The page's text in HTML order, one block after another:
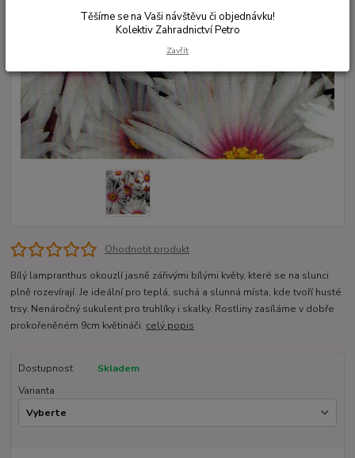
Ohodnotit produkt
Bílý lampranthus okouzlí jasně zářivými bílými květy, které se na slunci
plně rozevírají. Je ideální pro teplá, suchá a slunná místa, kde tvoří husté
trsy. Nenáročný sukulent pro truhlíky i skalky. Rostliny zasíláme v dobře
prokořeněném 9cm květináči. celý popis
Dostupnost
Skladem
Varianta
Těšíme se na Vaši návštěvu či objednávku!
Kolektiv Zahradnictví Petro
Zavřít